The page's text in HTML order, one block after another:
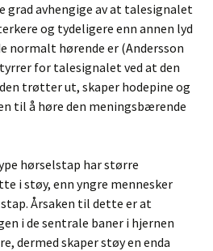
grad avhengige av at talesignalet
og tydeligere enn annen lyd
normalt hørende er (Andersson
for talesignalet ved at den
trøtter ut, skaper hodepine og
til å høre den meningsbærende
hørselstap har større
i støy, enn yngre mennesker
Årsaken til dette er at
i de sentrale baner i hjernen
dermed skaper støy en enda